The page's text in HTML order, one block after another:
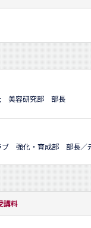
美容研究部 部長
ブ 強化・育成部 部長／
講料